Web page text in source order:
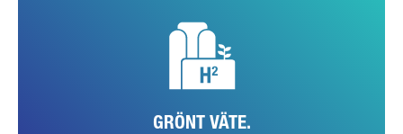
GRÖNT VÄTE.
Förutom att bygga ut solcellsanläggningarna testar fabriken
teknologier för lokal produktion av grönt väte. Som lagringsmedium
för den utvunna solenergin skulle den framgent kunna ersätta
förbrukningen av naturgas successivt.